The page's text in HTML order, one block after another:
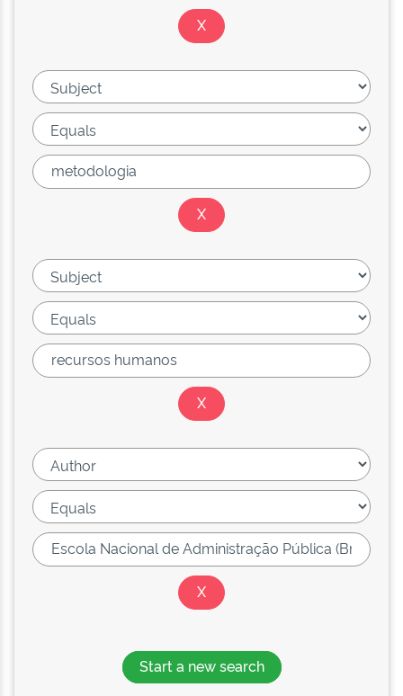
Start a new search